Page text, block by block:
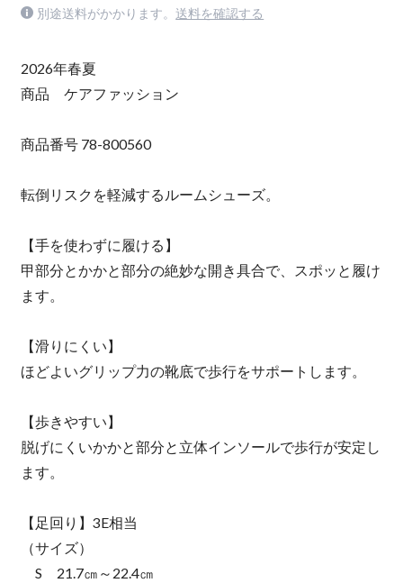
別途送料がかかります。 送料を確認する
2026年春夏
商品 ケアファッション
商品番号 78-800560
転倒リスクを軽減するルームシューズ。
【手を使わずに履ける】
甲部分とかかと部分の絶妙な開き具合で、スポッと履け
ます。
【滑りにくい】
ほどよいグリップ力の靴底で歩行をサポートします。
【歩きやすい】
脱げにくいかかと部分と立体インソールで歩行が安定し
ます。
【足回り】3E相当
（サイズ）
S 21.7㎝～22.4㎝